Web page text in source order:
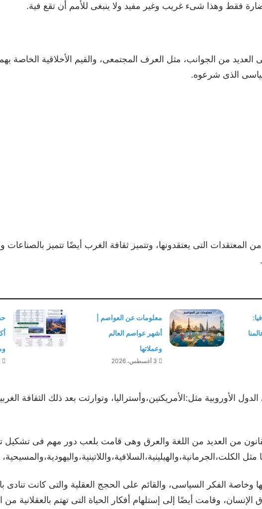
فقط وهذا شىء غريب وغير مفيد ولا ينبغى للأمم أن تقع فية.
من الجوانب، مثل العرف المجتمعى، والقيم الأخلاقية الخاصة
الذى شرعوه.
التى يعتقدونها، وتتميز ثقافة الغرب أيضًا تتميز بالصناعات
معلومات عن العواصم |
أشهر عواصم العالم
وعملاتها
3 أغسطس، 2026 2
الأوروبية مثل:الأمريكتين،وأستراليا، وتوارثت بعد ذلك الثقافة الغربية
من العديد من اللغة والعرق وهى قامت بلعب دور مهم فى تشكيل
وخاصة الفكر السياسى، والقائم على الحجج العقلية والتى كانت تنادى
وقامت أيضًا إلى إستلهام أفكار الحياة التى تهتم بالعقلانية من